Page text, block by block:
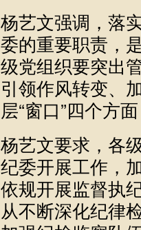
杨艺文强调，落
委的重要职责，
级党组织要突出
引领作风转变、
层“窗口”四个方
杨艺文要求，各
纪委开展工作，
依规开展监督执
从不断深化纪律